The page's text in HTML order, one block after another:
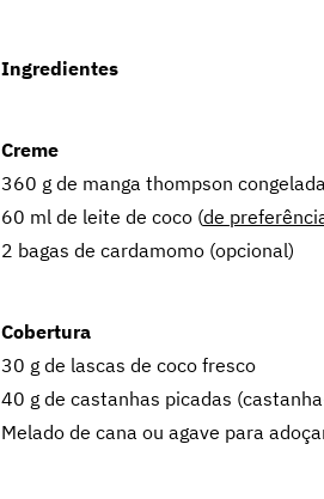
Ingredientes
Creme
360 g de manga thompson
60 ml de leite de coco (de
2 bagas de cardamomo (opcional)
Cobertura
30 g de lascas de coco fresco
40 g de castanhas picadas
Melado de cana ou agave para